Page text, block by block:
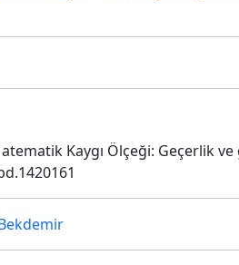
Kaygı Ölçeği: Geçerlik ve